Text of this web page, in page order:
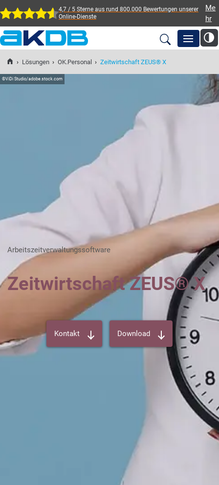
4,7 / 5 Sterne aus rund 800.000 Bewertungen unserer
Online-Dienste
Me
hr
AKDB Anstalt für
Kommunale
Datenverarbeitung in
Bayern
Newsroom
Über die AKDB
› Lösungen › OK.Personal › Zeitwirtschaft ZEUS® X
©ViDi Studio/adobe.stock.com
Arbeitszeitverwaltungssoftware
Zeitwirtschaft ZEUS® X
Kontakt Download